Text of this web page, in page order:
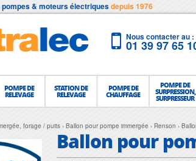
pompes & moteurs électriquesdepuis 1976
Nous contacter au :
01 39 97 65
POMPE DE
RELEVAGE
STATION DE
RELEVAGE
POMPE DE
CHAUFFAGE
POMPE DE
SURPRESSION,
SURPRESSEUR
forage / puits Ballon pour pompe immergée Renson
Ballon pour